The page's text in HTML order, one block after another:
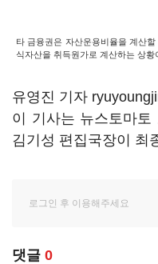
타 금융권은 자산운용비율을 계산
식자산을 취득원가로 계산하는 상황
유영진 기자
이 기사는 뉴스토마
김기성 편집국장이 최
댓글 0